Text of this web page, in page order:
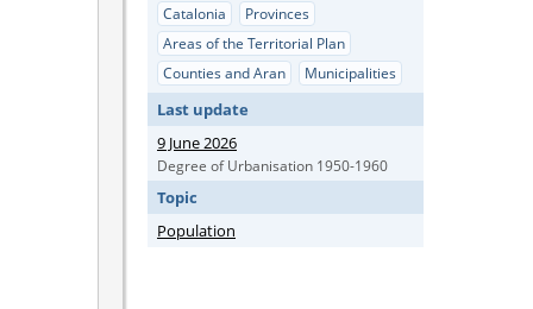
Catalonia
Provinces
Areas of the Territorial Plan
Counties and Aran
Municipalities
Last update
9 June 2026
Degree of Urbanisation 1950-1960
Topic
Population